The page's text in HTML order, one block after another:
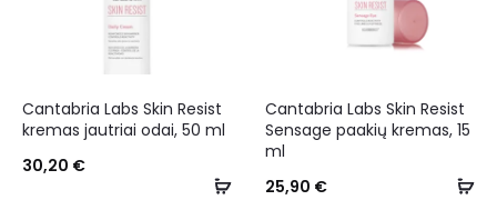
Cantabria Labs Skin Resist
kremas jautriai odai, 50 ml
30,20 €
Cantabria Labs Skin Resist
Sensage paakių kremas, 15
ml
25,90 €